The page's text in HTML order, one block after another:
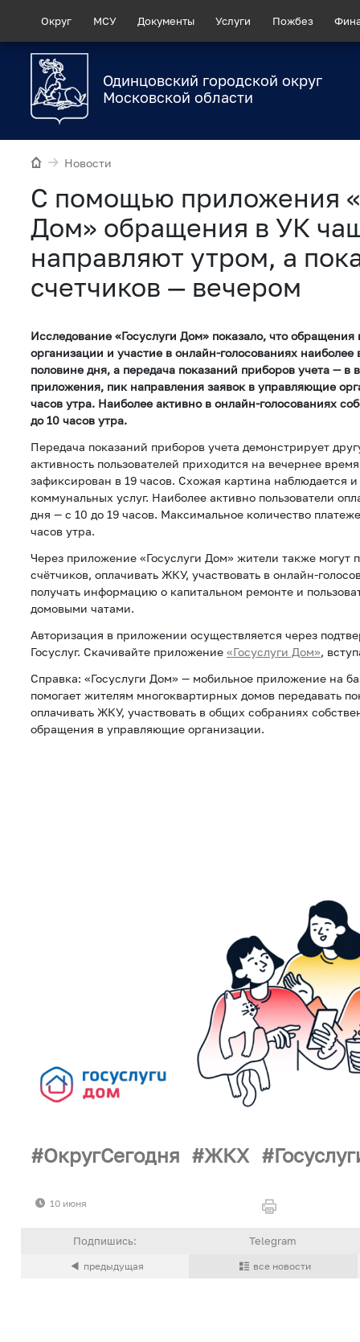
Округ МСУ Документы Услуги Пожбез
Одинцовский городской округ
Московской области
Новости
С помощью приложения
Дом» обращения в УК
направляют утром, а
счетчиков — вечером
Исследование «Госуслуги Дом» показало, что
организации и участие в онлайн-голосованиях наиболее
половине дня, а передача показаний приборов учета —
приложения, пик направления заявок в управляющие
часов утра. Наиболее активно в онлайн-голосованиях
до 10 часов утра.
Передача показаний приборов учета демонстрирует
активность пользователей приходится на вечернее
зафиксирован в 19 часов. Схожая картина наблюдается
коммунальных услуг. Наиболее активно пользователи
дня — с 10 до 19 часов. Максимальное количество
часов утра.
Через приложение «Госуслуги Дом» жители также могут
счётчиков, оплачивать ЖКУ, участвовать в онлайн-
получать информацию о капитальном ремонте и
домовыми чатами.
Авторизация в приложении осуществляется через
Госуслуг. Скачивайте приложение «Госуслуги Дом»,
Справка: «Госуслуги Дом» — мобильное приложение на
помогает жителям многоквартирных домов передавать
оплачивать ЖКУ, участвовать в общих собраниях
обращения в управляющие организации.
ОкругСегодня ЖКХ
10 июня